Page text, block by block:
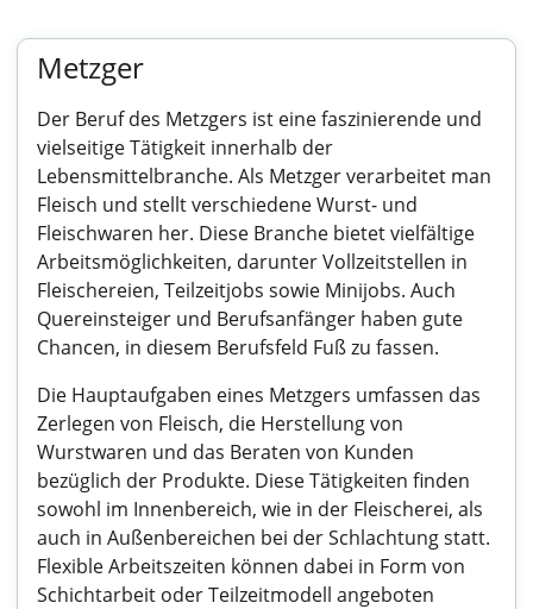
Metzger
Der Beruf des Metzgers ist eine faszinierende und
vielseitige Tätigkeit innerhalb der
Lebensmittelbranche. Als Metzger verarbeitet man
Fleisch und stellt verschiedene Wurst- und
Fleischwaren her. Diese Branche bietet vielfältige
Arbeitsmöglichkeiten, darunter Vollzeitstellen in
Fleischereien, Teilzeitjobs sowie Minijobs. Auch
Quereinsteiger und Berufsanfänger haben gute
Chancen, in diesem Berufsfeld Fuß zu fassen.
Die Hauptaufgaben eines Metzgers umfassen das
Zerlegen von Fleisch, die Herstellung von
Wurstwaren und das Beraten von Kunden
bezüglich der Produkte. Diese Tätigkeiten finden
sowohl im Innenbereich, wie in der Fleischerei, als
auch in Außenbereichen bei der Schlachtung statt.
Flexible Arbeitszeiten können dabei in Form von
Schichtarbeit oder Teilzeitmodell angeboten